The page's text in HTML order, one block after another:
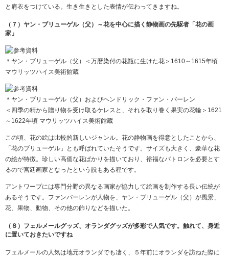
と肩衣をつけている。生き生きとした表情が伝わってきますね。
（７）ヤン・ブリューゲル（父）～花を中心に描く静物画の先駆者「花の画
家」
＊ヤン・ブリューゲル（父）＜万暦染付の花瓶に生けた花＞1610～1615年頃
マウリッツハイス美術館蔵
＊ヤン・ブリューゲル（父）およびヘンドリック・ファン・バーレン
＜四季の精から贈り物を受け取るケレスと、それを取り巻く果実の花輪＞1621
～1622年頃 マウリッツハイス美術館蔵
この頃、花の絵は比較的新しいジャンル。花の静物画を得意としたことから、
「花のブリューゲル」とも呼ばれていたそうです。サイズも大きく、豪華な花
の絵が特徴。珍しい高価な花ばかりを描いており、裕福なパトロンを必要とす
るので宮廷画家となったという説もある程です。
アントワープには専門分野の異なる画家が協力して絵画を制作する長い伝統が
あるそうです。ファンバーレンが人物を、ヤン・ブリューゲル（父）が風景、
花、果物、動物、その他の飾りなどを描いた。
（８）フェルメールグッズ、オランダグッズが多彩で人気です。触れて、身近
に置いておきたいですね
フェルメールの人気は地元オランダでも凄く、５年前にオランダを訪ねた際に